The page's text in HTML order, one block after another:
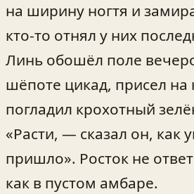
на ширину ногтя и
кто‑то отнял у них
Линь обошёл поле
шёпоте цикад, присел на
погладил крохотный
«Расти, — сказал он, как
пришло». Росток не
как в пустом амбаре.